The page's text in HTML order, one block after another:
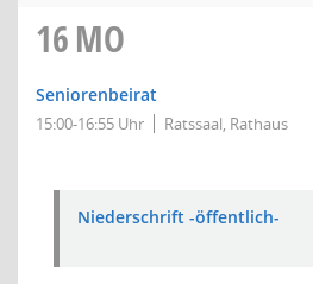
16MO
Seniorenbeirat
15:00-16:55 Uhr Ratssaal, Rathaus
Niederschrift -öffentlich-